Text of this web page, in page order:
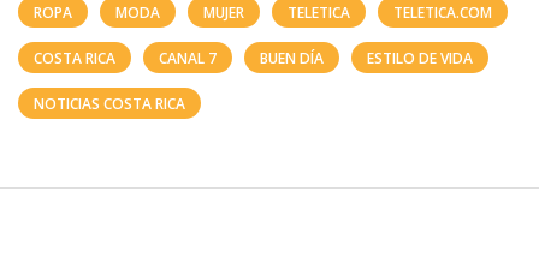
ROPA MODA MUJER TELETICA TELETICA.COM
COSTA RICA CANAL 7 BUEN DÍA ESTILO DE VIDA
NOTICIAS COSTA RICA